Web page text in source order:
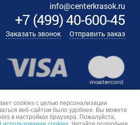
info@centerkrasok.ru
+7(499)40-600-45
Заказать звонок Отправить заказ
cookies с целью персонализации
веб-сайтом было удобнее. Вы можете
в настройках браузера. Пожалуйста,